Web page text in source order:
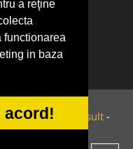
a reţine
functionarea
in baza
acord!
&Tokaido Consult -